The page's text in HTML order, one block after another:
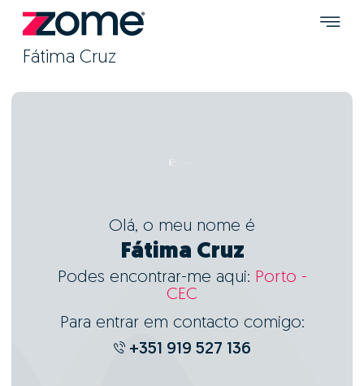
Fátima Cruz
Olá, o meu nome é
Fátima Cruz
Podes encontrar-me aqui: Porto -
CEC
Para entrar em contacto comigo:
+351 919 527 136